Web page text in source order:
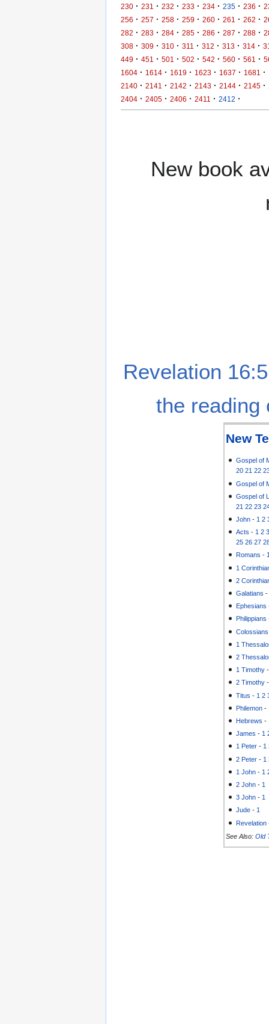
230 · 231 · 232 · 233 · 234 · 235 · 236 ·
256 · 257 · 258 · 259 · 260 · 261 · 262 ·
282 · 283 · 284 · 285 · 286 · 287 · 288 ·
308 · 309 · 310 · 311 · 312 · 313 · 314 ·
449 · 451 · 501 · 502 · 542 · 560 · 561 ·
1604 · 1614 · 1619 · 1623 · 1637 · 1681 ·
2140 · 2141 · 2142 · 2143 · 2144 · 2145 ·
2404 · 2405 · 2406 · 2411 · 2412 ·
New book
Revelation
the reading
New
Gospel of
20 21 22
Gospel of
Gospel of
21 22 23
John - 1 2
Acts - 1 2
25 26 27
Romans -
1
2
Galatians
Ephesians
Philippians
Colossians
1
2
1 Timothy
2 Timothy
Titus - 1 2
Philemon -
Hebrews -
James - 1
1 Peter - 1
2 Peter - 1
1 John - 1
2 John - 1
3 John - 1
Jude - 1
Revelation
See Also: Old